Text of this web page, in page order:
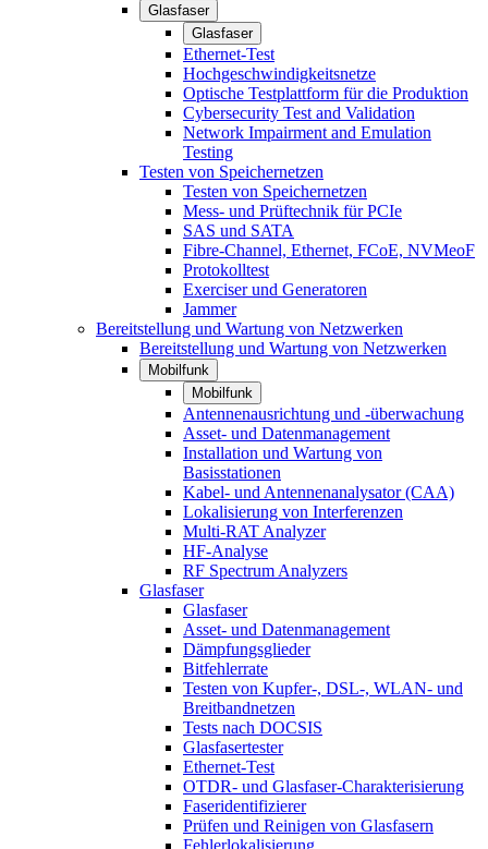
Glasfaser
Glasfaser
Ethernet-Test
Hochgeschwindigkeitsnetze
Optische Testplattform für die Produktion
Cybersecurity Test and Validation
Network Impairment and Emulation
Testing
Testen von Speichernetzen
Testen von Speichernetzen
Mess- und Prüftechnik für PCIe
SAS und SATA
Fibre-Channel, Ethernet, FCoE, NVMeoF
Protokolltest
Exerciser und Generatoren
Jammer
Bereitstellung und Wartung von Netzwerken
Bereitstellung und Wartung von Netzwerken
Mobilfunk
Mobilfunk
Antennenausrichtung und -überwachung
Asset- und Datenmanagement
Installation und Wartung von
Basisstationen
Kabel- und Antennenanalysator (CAA)
Lokalisierung von Interferenzen
Multi-RAT Analyzer
HF-Analyse
RF Spectrum Analyzers
Glasfaser
Glasfaser
Asset- und Datenmanagement
Dämpfungsglieder
Bitfehlerrate
Testen von Kupfer-, DSL-, WLAN- und
Breitbandnetzen
Tests nach DOCSIS
Glasfasertester
Ethernet-Test
OTDR- und Glasfaser-Charakterisierung
Faseridentifizierer
Prüfen und Reinigen von Glasfasern